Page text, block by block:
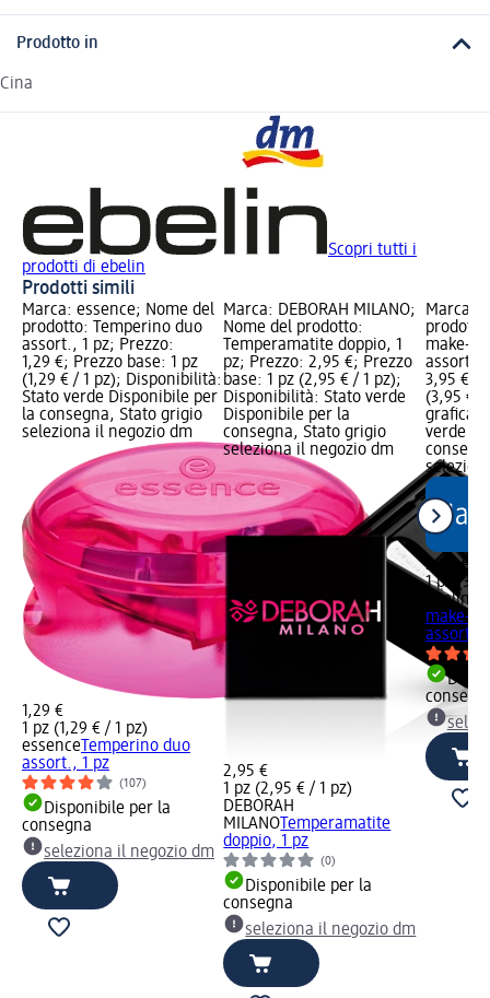
Prodotto in
Cina
Scopri tutti i
prodotti di ebelin
Prodotti simili
Marca: essence; Nome del
prodotto: Temperino duo
assort., 1 pz; Prezzo:
1,29 €; Prezzo base: 1 pz
(1,29 € / 1 pz); Disponibilità:
Stato verde Disponibile per
la consegna, Stato grigio
seleziona il negozio dm
1,29 €
1 pz (1,29 € / 1 pz)
essence Temperino duo
assort., 1 pz
(107)
Disponibile per la
consegna
seleziona il negozio dm
Marca: DEBORAH MILANO;
Nome del prodotto:
Temperamatite doppio, 1
pz; Prezzo: 2,95 €; Prezzo
base: 1 pz (2,95 € / 1 pz);
Disponibilità: Stato verde
Disponibile per la
consegna, Stato grigio
seleziona il negozio dm
2,95 €
1 pz (2,95 € / 1 pz)
DEBORAH
MILANO Temperamatite
doppio, 1 pz
(0)
Disponibile per la
consegna
seleziona il negozio dm
Marca:
make-
assort.,
3,95 €;
(3,95 € /
grafica;
verde
3,95 €
1 pz
ebelin
make-
assort.,